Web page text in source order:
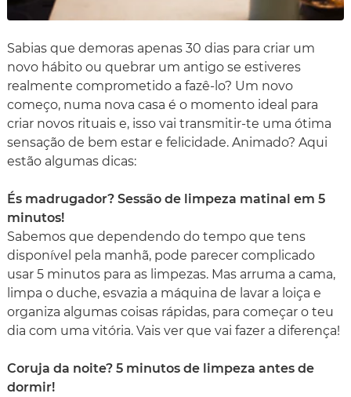
Sabias que demoras apenas 30 dias para criar um
novo hábito ou quebrar um antigo se estiveres
realmente comprometido a fazê-lo? Um novo
começo, numa nova casa é o momento ideal para
criar novos rituais e, isso vai transmitir-te uma ótima
sensação de bem estar e felicidade. Animado? Aqui
estão algumas dicas:
És madrugador? Sessão de limpeza matinal em 5
minutos!
Sabemos que dependendo do tempo que tens
disponível pela manhã, pode parecer complicado
usar 5 minutos para as limpezas. Mas arruma a cama,
limpa o duche, esvazia a máquina de lavar a loiça e
organiza algumas coisas rápidas, para começar o teu
dia com uma vitória. Vais ver que vai fazer a diferença!
Coruja da noite? 5 minutos de limpeza antes de
dormir!